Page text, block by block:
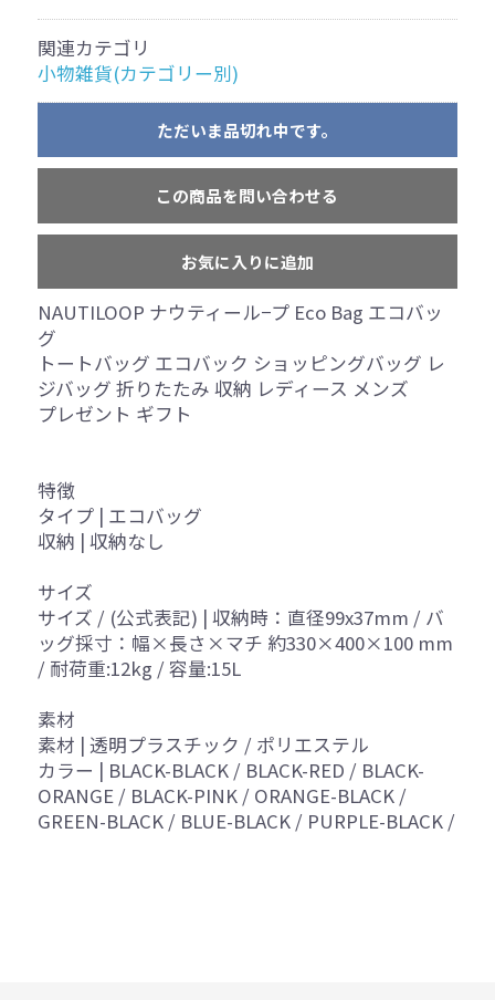
関連カテゴリ
小物雑貨(カテゴリー別)
ただいま品切れ中です。
この商品を問い合わせる
お気に入りに追加
NAUTILOOP ナウティール−プ Eco Bag エコバッ
グ
トートバッグ エコバック ショッピングバッグ レ
ジバッグ 折りたたみ 収納 レディース メンズ
プレゼント ギフト
特徴
タイプ | エコバッグ
収納 | 収納なし
サイズ
サイズ / (公式表記) | 収納時：直径99x37mm / バ
ッグ採寸：幅×長さ×マチ 約330×400×100 mm
/ 耐荷重:12kg / 容量:15L
素材
素材 | 透明プラスチック / ポリエステル
カラー | BLACK-BLACK / BLACK-RED / BLACK-
ORANGE / BLACK-PINK / ORANGE-BLACK /
GREEN-BLACK / BLUE-BLACK / PURPLE-BLACK /